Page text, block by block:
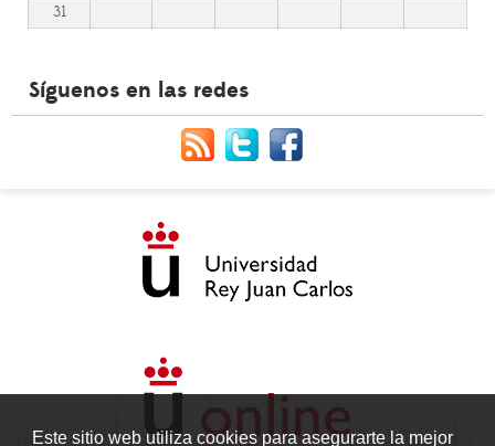
Este sitio web utiliza cookies para asegurarte la mejor
31
Síguenos en las redes